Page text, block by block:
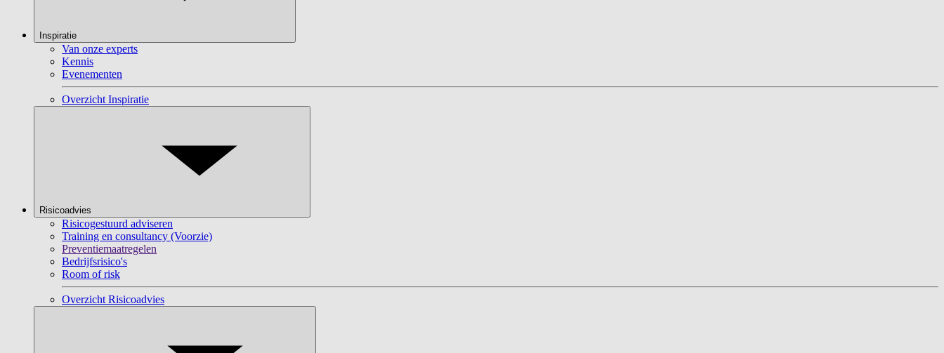
Inspiratie
Van onze experts
Kennis
Evenementen
Overzicht Inspiratie
Risicoadvies
Risicogestuurd adviseren
Training en consultancy (Voorzie)
Preventiemaatregelen
Bedrijfsrisico's
Room of risk
Overzicht Risicoadvies